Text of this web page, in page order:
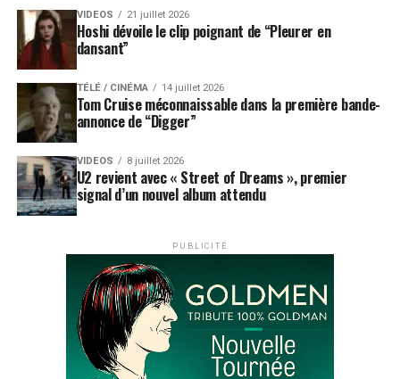
VIDEOS 21 juillet 2026
Hoshi dévoile le clip poignant de “Pleurer en
dansant”
TÉLÉ / CINÉMA 14 juillet 2026
Tom Cruise méconnaissable dans la première bande-
annonce de “Digger”
VIDEOS 8 juillet 2026
U2 revient avec « Street of Dreams », premier
signal d’un nouvel album attendu
PUBLICITÉ